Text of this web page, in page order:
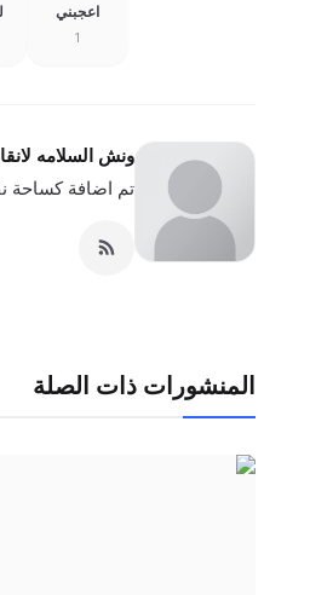
اعجبني
1
ونش السلامه
تم اضافة كساحة نقل
المنشورات ذات الصلة